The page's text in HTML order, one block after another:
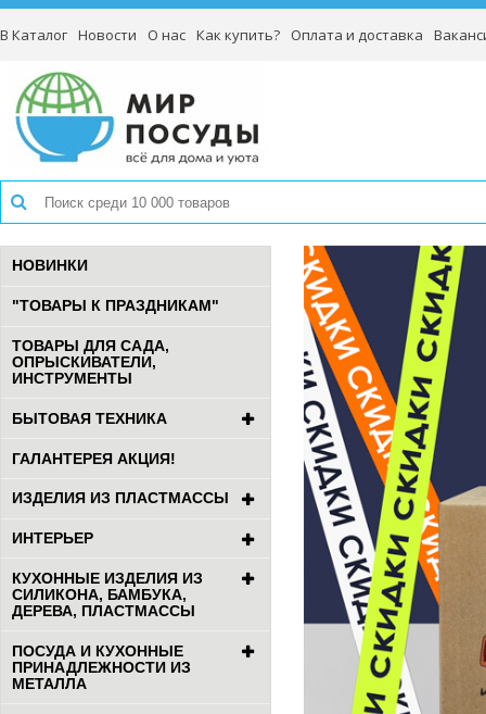
В Каталог Новости О нас Как купить? Оплата и доставка
НОВИНКИ
"ТОВАРЫ К ПРАЗДНИКАМ"
ТОВАРЫ ДЛЯ САДА,
ОПРЫСКИВАТЕЛИ,
ИНСТРУМЕНТЫ
БЫТОВАЯ ТЕХНИКА
ГАЛАНТЕРЕЯ АКЦИЯ!
ИЗДЕЛИЯ ИЗ ПЛАСТМАССЫ
ИНТЕРЬЕР
КУХОННЫЕ ИЗДЕЛИЯ ИЗ
СИЛИКОНА, БАМБУКА,
ДЕРЕВА, ПЛАСТМАССЫ
ПОСУДА И КУХОННЫЕ
ПРИНАДЛЕЖНОСТИ ИЗ
МЕТАЛЛА